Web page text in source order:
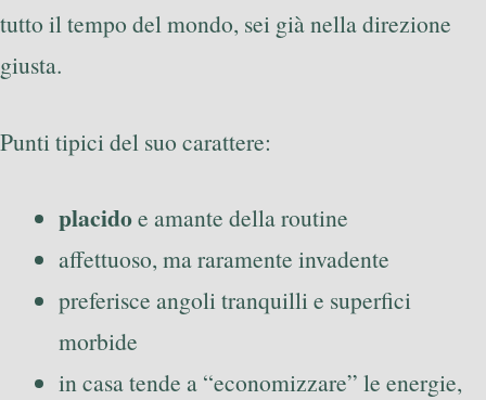
tutto il tempo del mondo, sei già nella direzione
giusta.
Punti tipici del suo carattere:
placidoe amante della routine
affettuoso, ma raramente invadente
preferisce angoli tranquilli e superfici
morbide
in casa tende a “economizzare” le energie,